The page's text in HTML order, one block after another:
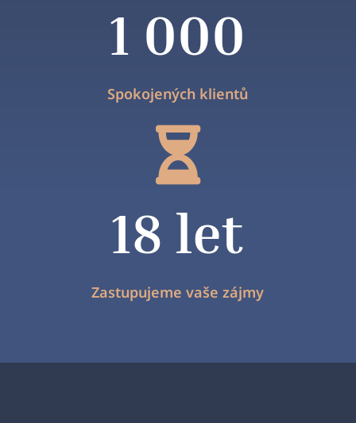
1 000
Spokojených klientů

18 let
Zastupujeme vaše zájmy